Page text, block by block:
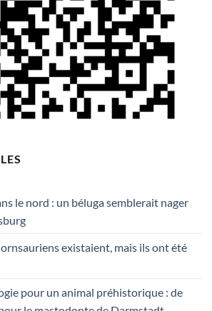
le nord : un béluga semblerait nager
existaient, mais ils ont été
pour un animal préhistorique : de